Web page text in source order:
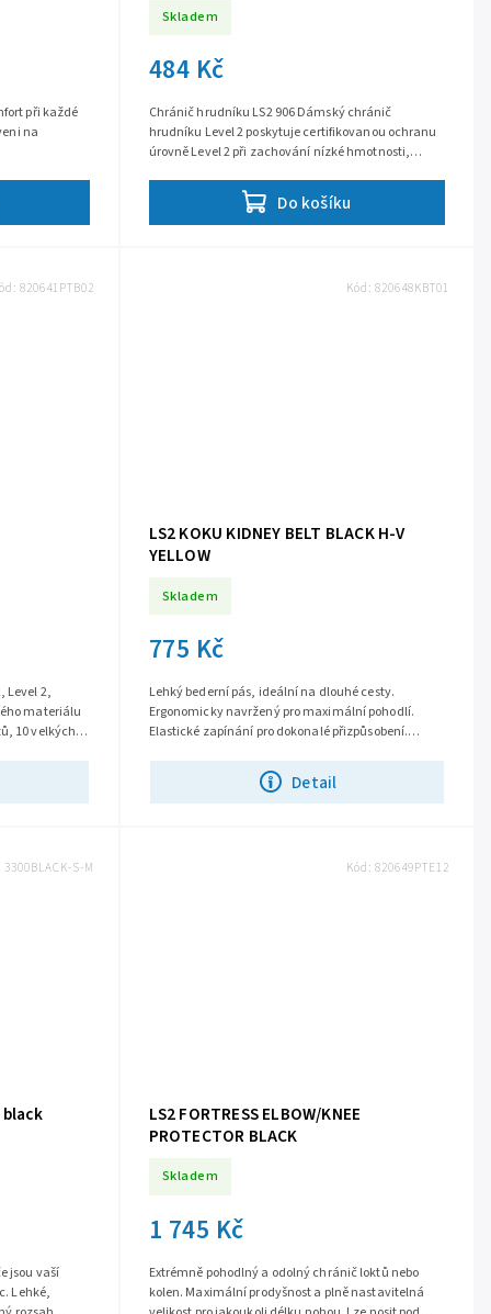
při každé
na
Skladem
484 Kč
Do košíku
Chránič hrudníku LS2 906 Dámský chránič
hrudníku Level 2 poskytuje certifikovanou ochranu
úrovně Level 2 při zachování nízké hmotnosti,
Level 2,
materiálu
10 velkých
820641PTB02
LS2 KOKU KIDNEY BELT BLACK H-V
YELLOW
Skladem
775 Kč
Detail
Lehký bederní pás, ideální na dlouhé cesty.
Ergonomicky navržený pro maximální pohodlí.
Elastické zapínání pro dokonalé přizpůsobení.
Kód: 820648KBT01
jsou vaší
Lehké,
3300BLACK-S-M
LS2 FORTRESS ELBOW/KNEE
PROTECTOR BLACK
Skladem
1 745 Kč
Extrémně pohodlný a odolný chránič loktů nebo
kolen. Maximální prodyšnost a plně nastavitelná
Kód: 820649PTE12